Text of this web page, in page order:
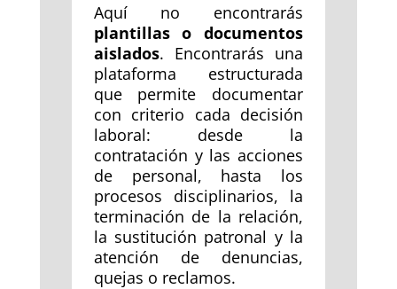
Aquí no encontrarás
plantillas o documentos
aislados. Encontrarás una
plataforma estructurada
que permite documentar
con criterio cada decisión
laboral: desde la
contratación y las acciones
de personal, hasta los
procesos disciplinarios, la
terminación de la relación,
la sustitución patronal y la
atención de denuncias,
quejas o reclamos.